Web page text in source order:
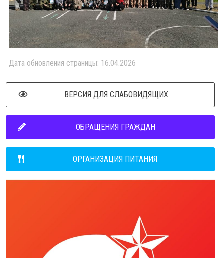
Дата обновления страницы: 16.04.2026
ВЕРСИЯ ДЛЯ СЛАБОВИДЯЩИХ
ОБРАЩЕНИЯ ГРАЖДАН
ОРГАНИЗАЦИЯ ПИТАНИЯ